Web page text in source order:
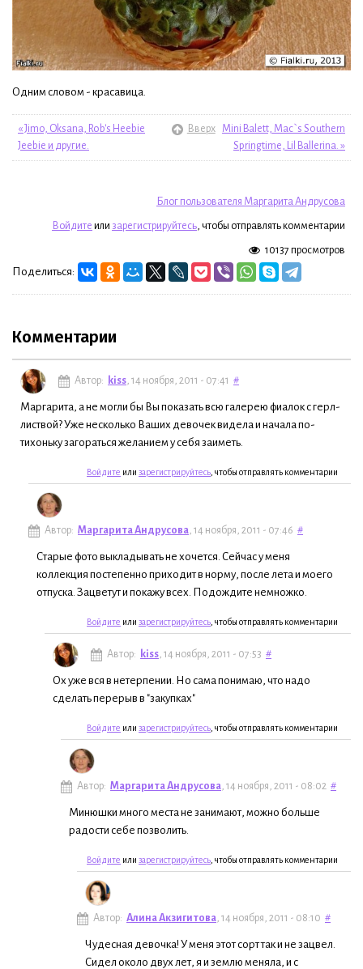
Одним словом - красавица.
« Jimo, Oksana, Rob's Heebie
Jeebie и другие.
Вверх
Mini Balett, Mac`s Southern
Springtime, Lil Ballerina. »
Блог пользователя Маргарита Андрусова
Войдите или зарегистрируйтесь, чтобы отправлять комментарии
10137 просмотров
Поделиться:
Комментарии
Автор: kiss, 14 ноября, 2011 - 07:41 #
Маргарита, а не могли бы Вы показать всю галерею фиалок с герл-
листвой? Уже несколько Ваших девочек видела и начала по-
тихоньку загораться желанием у себя заиметь.
Войдите или зарегистрируйтесь , чтобы отправлять комментарии
Автор: Маргарита Андрусова, 14 ноября, 2011 - 07:46 #
Старые фото выкладывать не хочется. Сейчас у меня
коллекция постепенно приходит в норму, после лета и моего
отпуска. Зацветут и покажу всех. Подождите немножко.
Войдите или зарегистрируйтесь , чтобы отправлять комментарии
Автор: kiss, 14 ноября, 2011 - 07:53 #
Ох уже вся в нетерпении. Но сама понимаю, что надо
сделать перерыв в "закупках"
Войдите или зарегистрируйтесь , чтобы отправлять комментарии
Автор: Маргарита Андрусова, 14 ноября, 2011 - 08:02 #
Минюшки много места не занимают, можно больше
радости себе позволить.
Войдите или зарегистрируйтесь , чтобы отправлять комментарии
Автор: Алина Акзигитова, 14 ноября, 2011 - 08:10 #
Чудесная девочка! У меня этот сорт так и не зацвел.
Сидел около двух лет, я и землю меняла, и с